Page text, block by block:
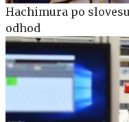
Hachimura po
odhod